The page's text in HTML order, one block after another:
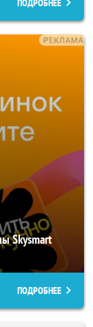
ПОДРОБНЕЕ
Skysmart
ПОДРОБНЕЕ